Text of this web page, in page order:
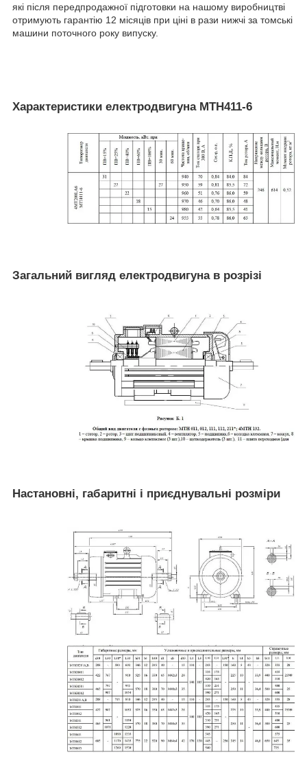
які після передпродажної підготовки на нашому виробництві
отримують гарантію 12 місяців при ціні в рази нижчі за томські
машини поточного року випуску.
Характеристики електродвигуна МТН411-6
Загальний вигляд електродвигуна в розрізі
Настановні, габаритні і приєднувальні розміри